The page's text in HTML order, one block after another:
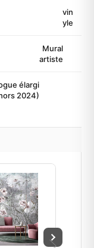
vin
yle
Mural
artiste
élargi
2024)